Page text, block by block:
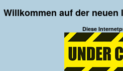
Willkommen auf der
Diese